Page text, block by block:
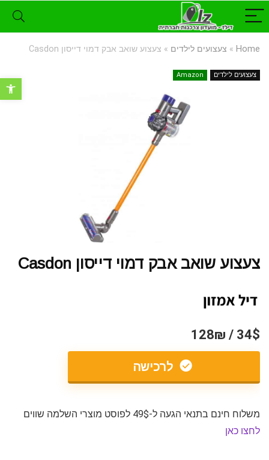
פתח
Home
» צעצועים לילדים » צעצוע שואב אבק דמוי דייסון Casdon
צעצועים לילדים Amazon
צעצוע שואב אבק דמוי דייסון Casdon
34$ / 128₪
לרכישה
משלוח חינם בתנאי הגעה ל-49$ לפוסט מוצרי השלמה שווים
לחצו כאן